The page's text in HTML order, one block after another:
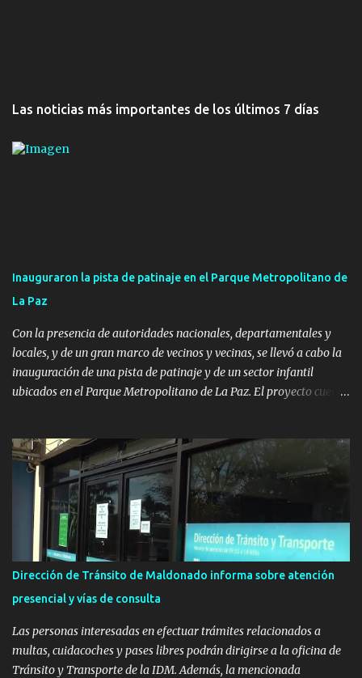
Las noticias más importantes de los últimos 7 días
Inauguraron la pista de patinaje en el Parque Metropolitano de
La Paz
Con la presencia de autoridades nacionales, departamentales y
locales, y de un gran marco de vecinos y vecinas, se llevó a cabo la
inauguración de una pista de patinaje y de un sector infantil
ubicados en el Parque Metropolitano de La Paz. El proyecto cuenta
Pública de OPP, así como aportes del Gobierno de Canelones y del
Ministerio de Transporte y Obras Públicas. La nueva
infraestructura deportiva consiste en una plataforma de 35 m por
20 m con banco de hormigón sobre sus laterales. Su destino será
polifuncional, permitiendo la práctica de patín, hockey, gimnasia y
la realización de eventos culturales. Próximo a la pista, se
instalaron juegos infantiles y equipamiento urbano (bancos de
nuevos pavimentos e iluminación. La totalidad de estas obras
implicaron una inversión estimada ...
Dirección de Tránsito de Maldonado informa sobre atención
presencial y vías de consulta
Las personas interesadas en efectuar trámites relacionados a
multas, cuidacoches y pases libres podrán dirigirse a la oficina de
Tránsito y Transporte de la IDM. Además, la mencionada